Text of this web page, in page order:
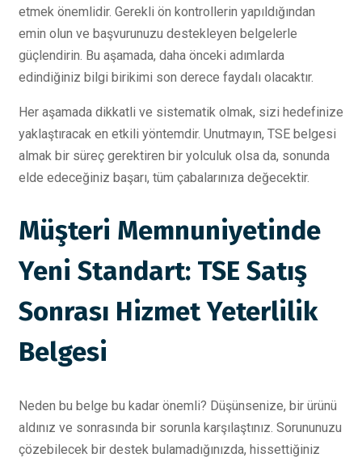
etmek önemlidir. Gerekli ön kontrollerin yapıldığından
emin olun ve başvurunuzu destekleyen belgelerle
güçlendirin. Bu aşamada, daha önceki adımlarda
edindiğiniz bilgi birikimi son derece faydalı olacaktır.
Her aşamada dikkatli ve sistematik olmak, sizi hedefinize
yaklaştıracak en etkili yöntemdir. Unutmayın, TSE belgesi
almak bir süreç gerektiren bir yolculuk olsa da, sonunda
elde edeceğiniz başarı, tüm çabalarınıza değecektir.
Müşteri Memnuniyetinde
Yeni Standart: TSE Satış
Sonrası Hizmet Yeterlilik
Belgesi
Neden bu belge bu kadar önemli? Düşünsenize, bir ürünü
aldınız ve sonrasında bir sorunla karşılaştınız. Sorununuzu
çözebilecek bir destek bulamadığınızda, hissettiğiniz